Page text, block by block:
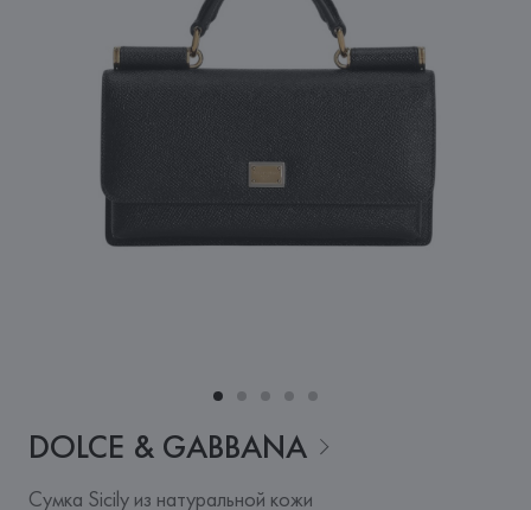
DOLCE & GABBANA
Сумка Sicily из натуральной кожи